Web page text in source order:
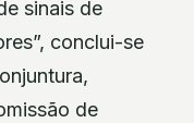
sinais de
conclui-se
de